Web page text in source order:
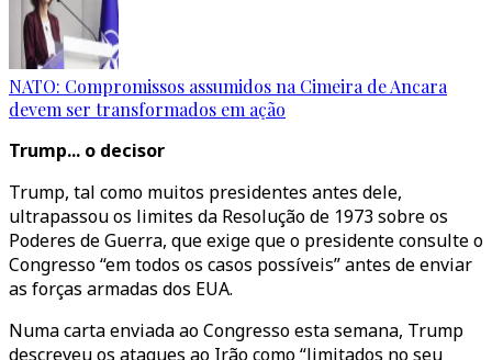
NATO: Compromissos assumidos na Cimeira de Ancara
devem ser transformados em ação
Trump... o decisor
Trump, tal como muitos presidentes antes dele,
ultrapassou os limites da Resolução de 1973 sobre os
Poderes de Guerra, que exige que o presidente consulte o
Congresso “em todos os casos possíveis” antes de enviar
as forças armadas dos EUA.
Numa carta enviada ao Congresso esta semana, Trump
descreveu os ataques ao Irão como “limitados no seu